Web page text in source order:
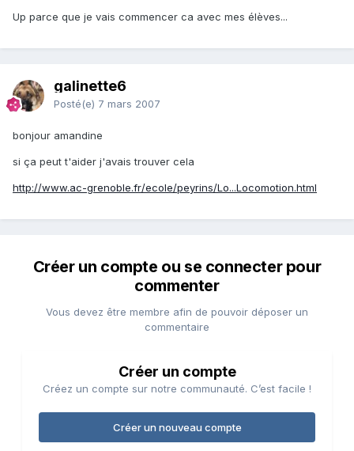
Up parce que je vais commencer ca avec mes élèves...
galinette6
Posté(e) 7 mars 2007
bonjour amandine
si ça peut t'aider j'avais trouver cela
http://www.ac-grenoble.fr/ecole/peyrins/Lo...Locomotion.html
Créer un compte ou se connecter pour
commenter
Vous devez être membre afin de pouvoir déposer un
commentaire
Créer un compte
Créez un compte sur notre communauté. C’est facile !
Créer un nouveau compte